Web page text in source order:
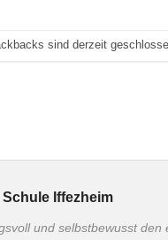
sind derzeit
Schule Iffezheim
und selbstbewusst den